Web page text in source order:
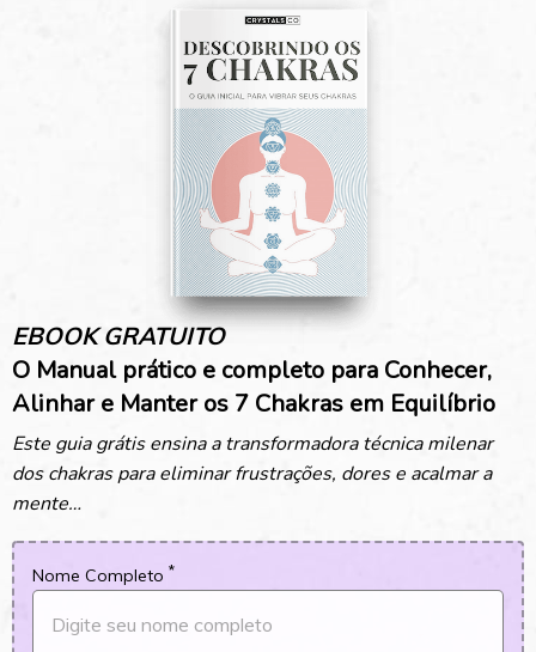
Este guia grátis ensina a transformadora técnica milenar
dos chakras para eliminar frustrações, dores e acalmar a
mente…
Nome Completo *
EBOOK GRATUITO
O Manual prático e completo para Conhecer,
Alinhar e Manter os 7 Chakras em Equilíbrio